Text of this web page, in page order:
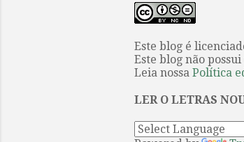
Este blog é
Este blog não
Leia nossa Política
LER O LETRAS